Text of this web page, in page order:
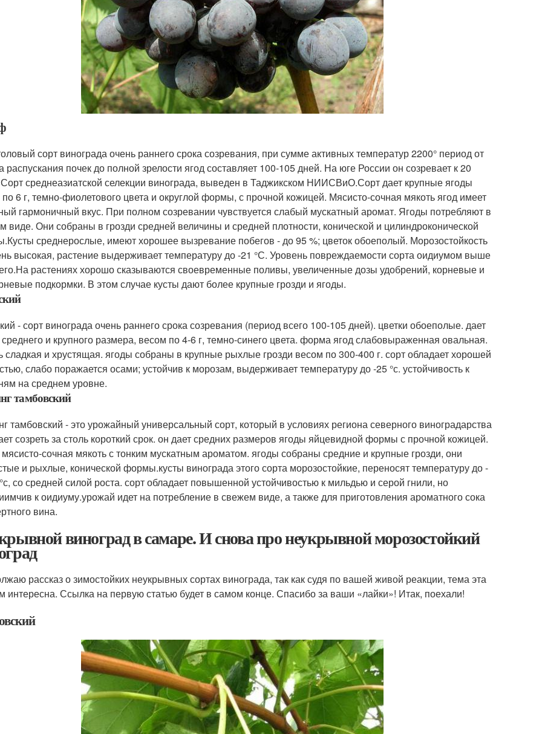
сорт винограда очень раннего срока созревания, при сумме активных температур 2200° период от
распускания почек до полной зрелости ягод составляет 100-105 дней. На юге России он созревает к 20
среднеазиатской селекции винограда, выведен в Таджикском НИИСВиО.Сорт дает крупные ягоды
6 г, темно-фиолетового цвета и округлой формы, с прочной кожицей. Мясисто-сочная мякоть ягод имеет
гармоничный вкус. При полном созревании чувствуется слабый мускатный аромат. Ягоды потребляют в
виде. Они собраны в грозди средней величины и средней плотности, конической и цилиндроконической
среднерослые, имеют хорошее вызревание побегов - до 95 %; цветок обоеполый. Морозостойкость
высокая, растение выдерживает температуру до -21 °С. Уровень повреждаемости сорта оидиумом выше
растениях хорошо сказываются своевременные поливы, увеличенные дозы удобрений, корневые и
подкормки. В этом случае кусты дают более крупные грозди и ягоды.
- сорт винограда очень раннего срока созревания (период всего 100-105 дней). цветки обоеполые. дает
и крупного размера, весом по 4-6 г, темно-синего цвета. форма ягод слабовыраженная овальная.
сладкая и хрустящая. ягоды собраны в крупные рыхлые грозди весом по 300-400 г. сорт обладает хорошей
слабо поражается осами; устойчив к морозам, выдерживает температуру до -25 °с. устойчивость к
на среднем уровне.
тамбовский
тамбовский - это урожайный универсальный сорт, который в условиях региона северного виноградарства
созреть за столь короткий срок. он дает средних размеров ягоды яйцевидной формы с прочной кожицей.
мясисто-сочная мякоть с тонким мускатным ароматом. ягоды собраны средние и крупные грозди, они
и рыхлые, конической формы.кусты винограда этого сорта морозостойкие, переносят температуру до -
со средней силой роста. сорт обладает повышенной устойчивостью к мильдью и серой гнили, но
к оидиуму.урожай идет на потребление в свежем виде, а также для приготовления ароматного сока
вина.
виноград в самаре. И снова про неукрывной морозостойкий
рассказ о зимостойких неукрывных сортах винограда, так как судя по вашей живой реакции, тема эта
интересна. Ссылка на первую статью будет в самом конце. Спасибо за ваши «лайки»! Итак, поехали!